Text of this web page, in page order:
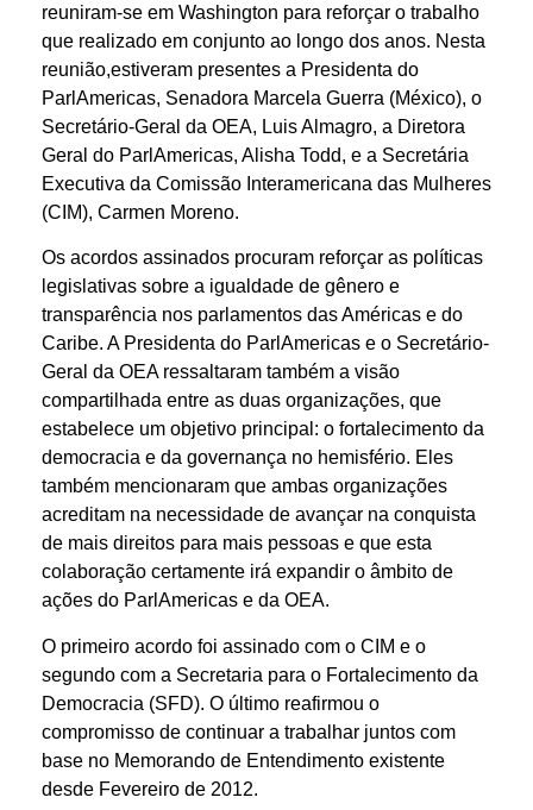
reuniram-se em Washington para reforçar o trabalho
que realizado em conjunto ao longo dos anos. Nesta
reunião,estiveram presentes a Presidenta do
ParlAmericas, Senadora Marcela Guerra (México), o
Secretário-Geral da OEA, Luis Almagro, a Diretora
Geral do ParlAmericas, Alisha Todd, e a Secretária
Executiva da Comissão Interamericana das Mulheres
(CIM), Carmen Moreno.
Os acordos assinados procuram reforçar as políticas
legislativas sobre a igualdade de gênero e
transparência nos parlamentos das Américas e do
Caribe. A Presidenta do ParlAmericas e o Secretário-
Geral da OEA ressaltaram também a visão
compartilhada entre as duas organizações, que
estabelece um objetivo principal: o fortalecimento da
democracia e da governança no hemisfério. Eles
também mencionaram que ambas organizações
acreditam na necessidade de avançar na conquista
de mais direitos para mais pessoas e que esta
colaboração certamente irá expandir o âmbito de
ações do ParlAmericas e da OEA.
O primeiro acordo foi assinado com o CIM e o
segundo com a Secretaria para o Fortalecimento da
Democracia (SFD). O último reafirmou o
compromisso de continuar a trabalhar juntos com
base no Memorando de Entendimento existente
desde Fevereiro de 2012.